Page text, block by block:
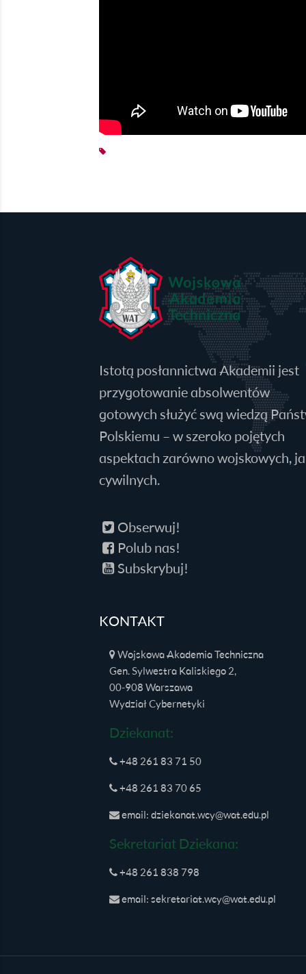
Istotą posłannictwa Akademii jest
przygotowanie absolwentów
gotowych służyć swą wiedzą
Polskiemu – w szeroko pojętych
aspektach zarówno wojskowych,
cywilnych.
Obserwuj!
Polub nas!
Subskrybuj!
KONTAKT
Wojskowa Akademia Techniczna
Gen. Sylwestra Kaliskiego 2,
00-908 Warszawa
Wydział Cybernetyki
Dziekanat:
+48 261 83 71 50
+48 261 83 70 65
email: dziekanat.wcy@wat.edu.pl
Sekretariat Dziekana:
+48 261 838 798
email: sekretariat.wcy@wat.edu.pl